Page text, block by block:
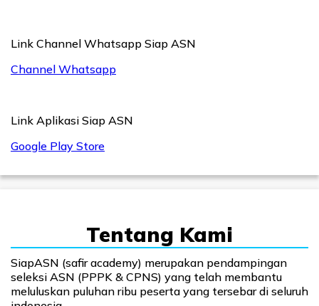
Link Channel Whatsapp Siap ASN
Channel Whatsapp
Link Aplikasi Siap ASN
Google Play Store
Tentang Kami
SiapASN (safir academy) merupakan pendampingan
seleksi ASN (PPPK & CPNS) yang telah membantu
meluluskan puluhan ribu peserta yang tersebar di seluruh